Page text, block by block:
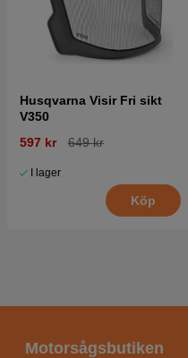
Husqvarna Visir Fri sikt
V350
597 kr
649 kr
I lager
Köp
Motorsågsbutiken